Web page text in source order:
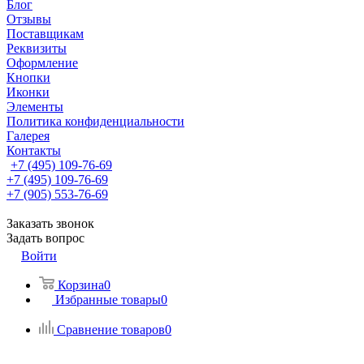
Блог
Отзывы
Поставщикам
Реквизиты
Оформление
Кнопки
Иконки
Элементы
Политика конфиденциальности
Галерея
Контакты
+7 (495) 109-76-69
+7 (495) 109-76-69
+7 (905) 553-76-69
Заказать звонок
Задать вопрос
Войти
Корзина0
Избранные товары0
Сравнение товаров0